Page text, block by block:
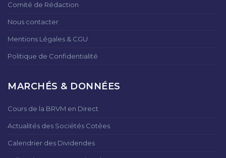
Comité de Rédaction
Nous contacter
Mentions Légales & CGU
Politique de Confidentialité
MARCHÉS & DONNÉES
Cours de la BRVM en Direct
Actualités des Sociétés Cotées
Calendrier des Dividendes